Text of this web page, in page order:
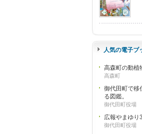
人気の電子ブ
高森町の動植
高森町
御代田町で移
る図鑑。
御代田町役場
広報やまゆり
御代田町役場